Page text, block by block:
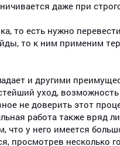
даже при
то есть нужно
то к ним применим
и другими
уход,
не доверить этот
работа также вряд
что у него имеется
просмотрев несколько